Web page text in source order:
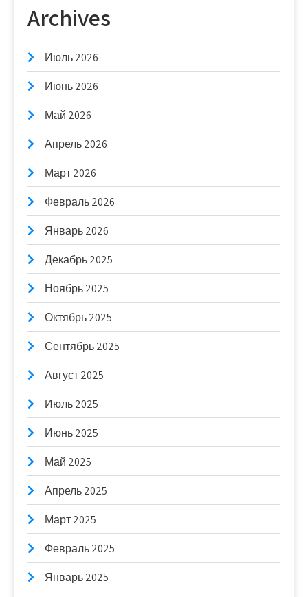
Archives
Июль 2026
Июнь 2026
Май 2026
Апрель 2026
Март 2026
Февраль 2026
Январь 2026
Декабрь 2025
Ноябрь 2025
Октябрь 2025
Сентябрь 2025
Август 2025
Июль 2025
Июнь 2025
Май 2025
Апрель 2025
Март 2025
Февраль 2025
Январь 2025